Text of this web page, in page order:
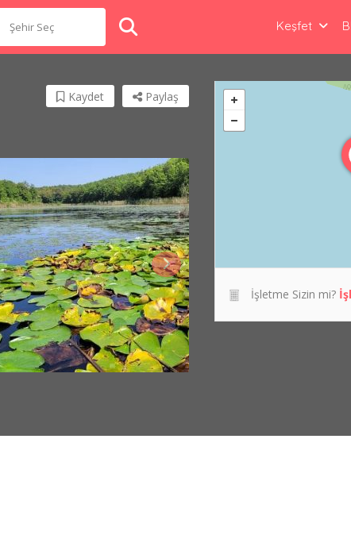
Şehir Seç Keşfet
Paylaş
Kaydet
İşletme Sizin mi?